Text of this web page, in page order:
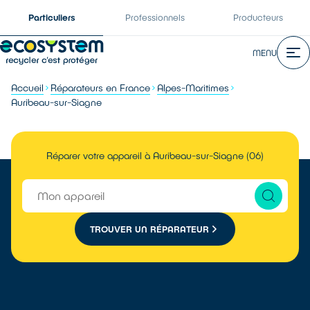
Particuliers Professionnels Producteurs
MENU
Accueil Réparateurs en France
Alpes-Maritimes
Auribeau-sur-Siagne
Réparer votre appareil à Auribeau-sur-Siagne (06)
TROUVER UN RÉPARATEUR